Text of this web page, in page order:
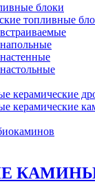
блоки
топливные
керамические
керамические